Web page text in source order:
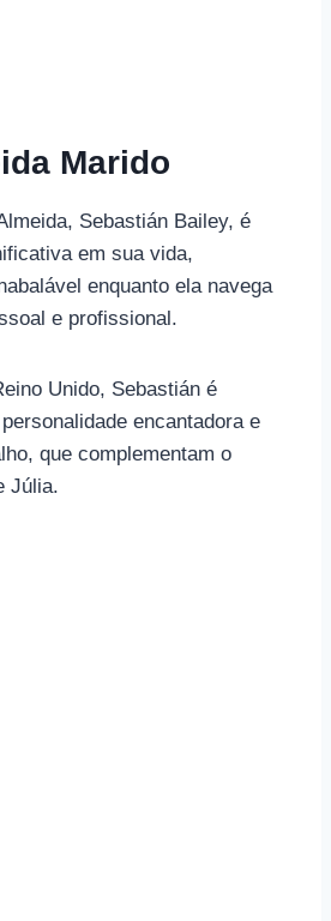
Marido
Sebastián Bailey, é
em sua vida,
enquanto ela navega
e profissional.
Unido, Sebastián é
encantadora e
que complementam o
Júlia.